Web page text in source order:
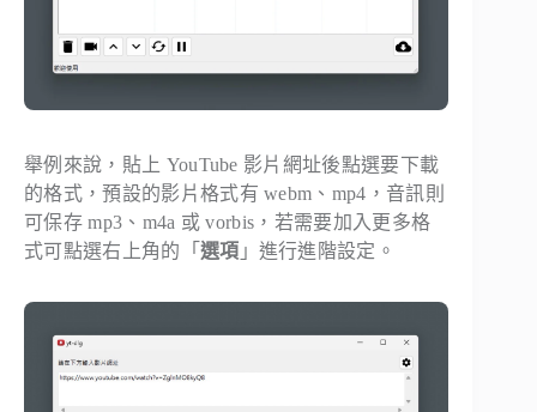
舉例來說，貼上 YouTube 影片網址後點選要下載
的格式，預設的影片格式有 webm、mp4，音訊則
可保存 mp3、m4a 或 vorbis，若需要加入更多格
式可點選右上角的「 選項 」進行進階設定。